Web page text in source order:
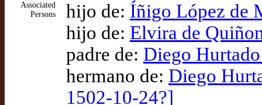
Associated
Persons
hijo de: Íñigo López de
hijo de: Elvira de
padre de: Diego
hermano de: Diego
1502-10-24?]